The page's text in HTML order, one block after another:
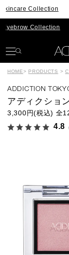
Collection
Collection
HOME> PRODUCTS >
ADDICTION
アディクショ
3,300円(税込) 全
4.8